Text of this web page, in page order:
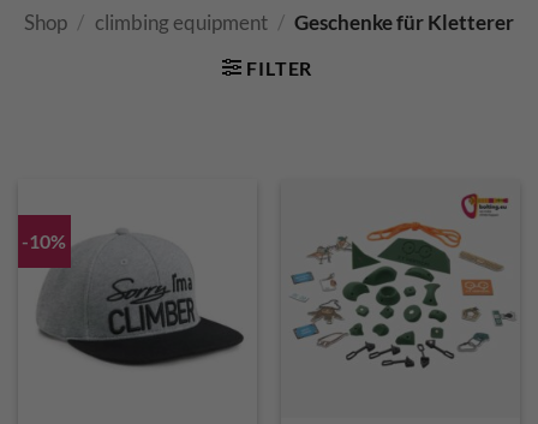
Shop / climbing equipment / Geschenke für Kletterer
FILTER
-10%